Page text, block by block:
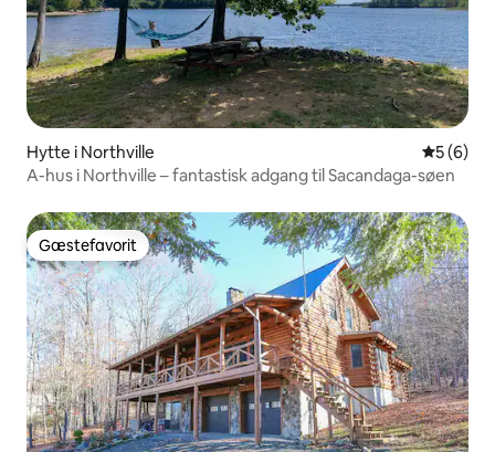
Hytte i Northville 5 ud af 5
5 (6)
A-hus i Northville – fantastisk adgang til Sacandaga-søen
Gæstefavorit
Gæstefavorit